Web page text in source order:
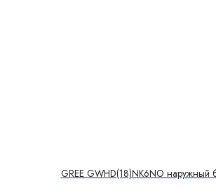
GREE GWHD(18)NK6NO наружный